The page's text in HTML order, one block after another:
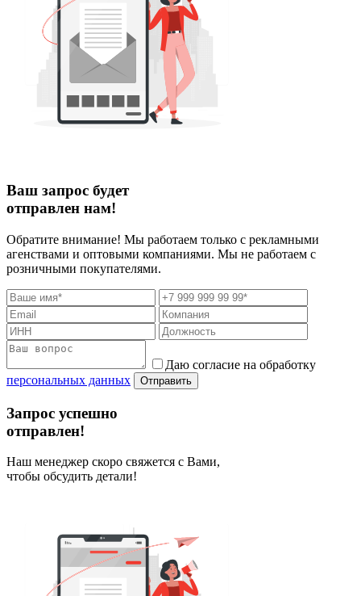
Ваш запрос будет
отправлен нам!
Обратите внимание! Мы работаем только с рекламными
агенствами и оптовыми компаниями. Мы не работаем с
розничными покупателями.
Даю согласие на обработку
персональных данных
Отправить
Запрос успешно
отправлен!
Наш менеджер скоро свяжется с Вами,
чтобы обсудить детали!